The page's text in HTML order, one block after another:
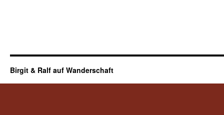
Birgit & Ralf auf Wanderschaft